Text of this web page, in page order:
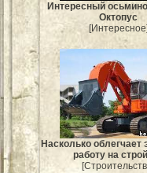
Интересный
Октопус
[Интересное]
Насколько облегчает
работу на